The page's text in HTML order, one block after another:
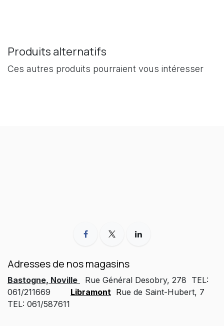
Produits alternatifs
Ces autres produits pourraient vous intéresser
Adresses de nos magasins
Bastogne, Noville
Rue Général Desobry, 278 TEL:
061/211669
Libramont Rue de Saint-Hubert, 7
TEL: 061/587611